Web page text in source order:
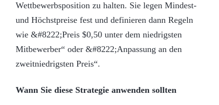
Wettbewerbsposition zu halten. Sie legen Mindest-
und Höchstpreise fest und definieren dann Regeln
wie &#8222;Preis $0,50 unter dem niedrigsten
Mitbewerber“ oder &#8222;Anpassung an den
zweitniedrigsten Preis“.
Wann Sie diese Strategie anwenden sollten